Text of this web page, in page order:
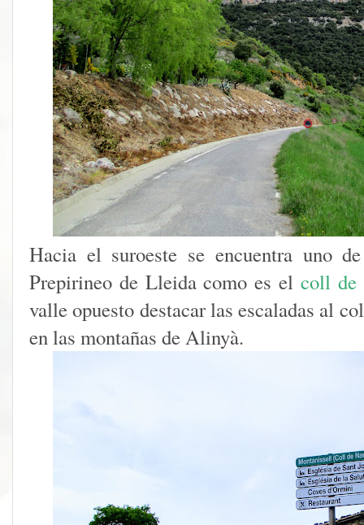
Hacia el suroeste se encuentra uno
Prepirineo de Lleida como es el coll de
valle opuesto destacar las escaladas al
en las montañas de Alinyà.